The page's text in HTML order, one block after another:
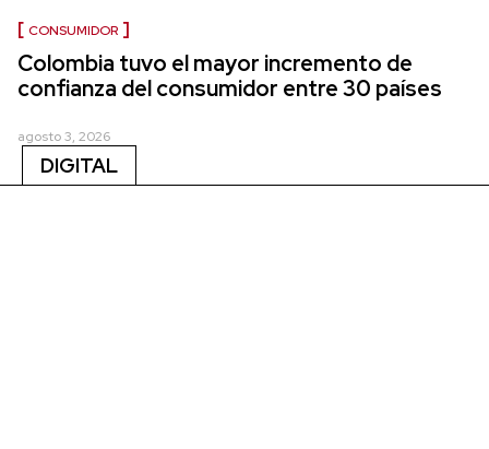
CONSUMIDOR
Colombia tuvo el mayor incremento de
confianza del consumidor entre 30 países
agosto 3, 2026
DIGITAL